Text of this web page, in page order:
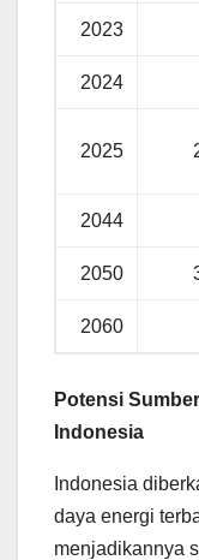
2023
2024
2025
2044
2050
2060
Potensi
Indonesia
Indonesia
daya energi
menjadikannya